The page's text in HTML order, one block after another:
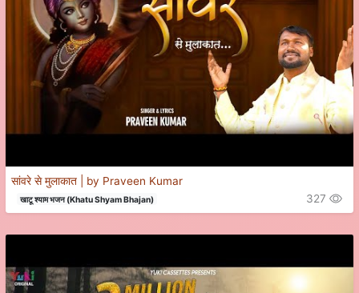
सांवरे से मुलाकात | by Praveen Kumar
खाटू श्याम भजन (Khatu Shyam Bhajan) 327